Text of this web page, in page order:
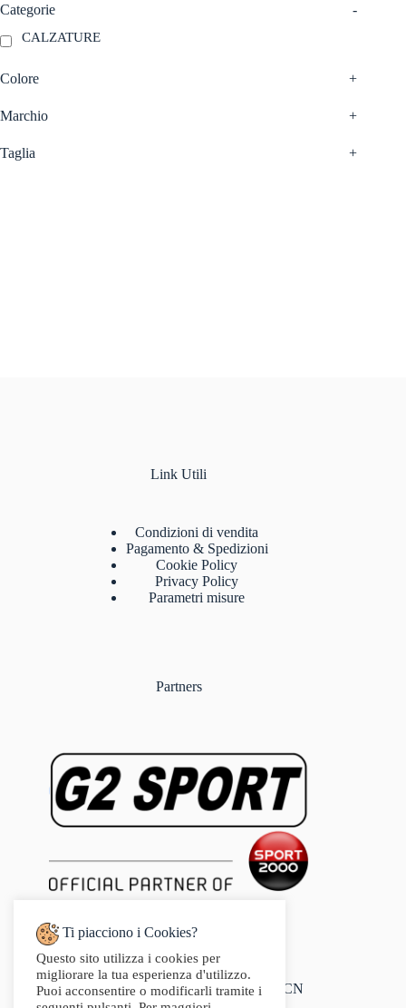
Categorie
-
CALZATURE
Colore +
Marchio +
Taglia +
Link Utili
Condizioni di vendita
Pagamento & Spedizioni
Cookie Policy
Privacy Policy
Parametri misure
Partners
Indirizzo:
Via Audisio, 26, 12042 Bra CN
Telefono:
Ti piacciono i Cookies?
Questo sito utilizza i cookies per
migliorare la tua esperienza d'utilizzo.
Puoi acconsentire o modificarli tramite i